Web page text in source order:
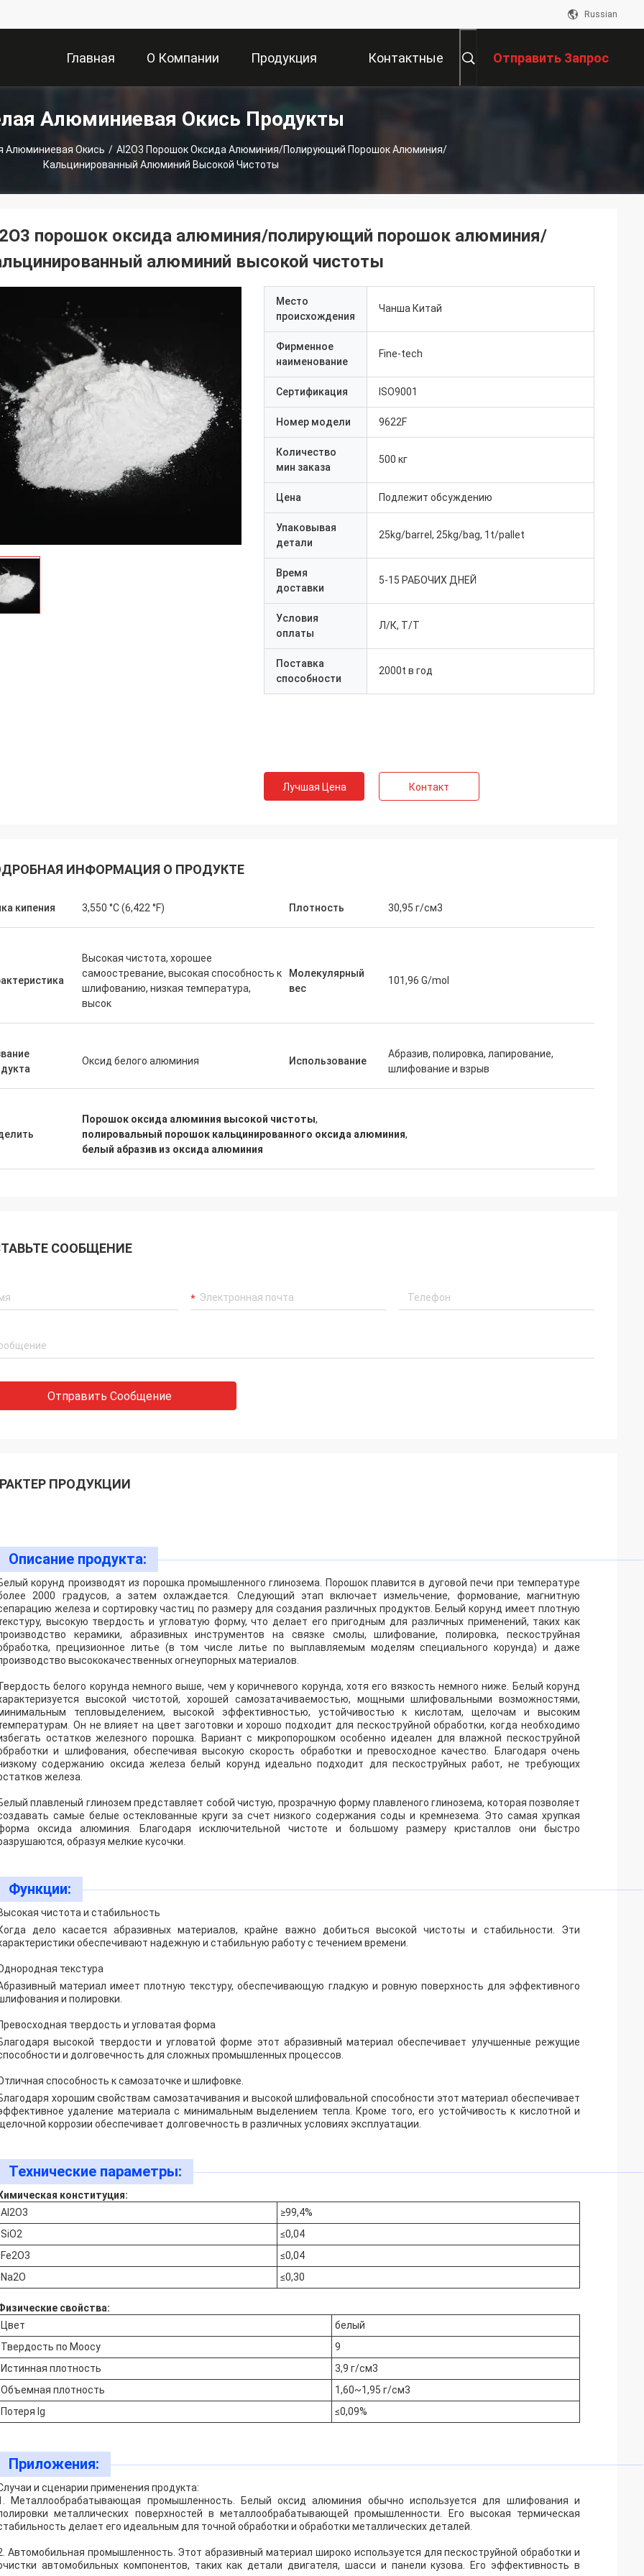
Russian
Главная
Страница
О Компании Продукция Контактные Отправить Запрос
Алюминиевая Окись Продукты
Алюминиевая Окись / Al2O3 Порошок Оксида Алюминия/полирующий Порошок Алюминия/
Кальцинированный Алюминий Высокой Чистоты
порошок оксида алюминия/полирующий порошок алюминия/
алюминий высокой чистоты
Место
происхождения
Чанша Китай
Фирменное
наименование
Fine-tech
Сертификация ISO9001
Номер модели 9622F
Количество
мин заказа
500 кг
Цена Подлежит обсуждению
Упаковывая
детали
25kg/barrel, 25kg/bag, 1t/pallet
Время
доставки
5-15 РАБОЧИХ ДНЕЙ
Условия
оплаты
Л/К, Т/Т
Поставка
способности
2000t в год
Лучшая Цена Контакт
ИНФОРМАЦИЯ О ПРОДУКТЕ
кипения 3,550 °C (6,422 °F) Плотность 30,95 г/см3
Высокая чистота, хорошее
самоостревание, высокая способность к
шлифованию, низкая температура,
высок
Молекулярный
вес
101,96 G/mol
Оксид белого алюминия Использование
Абразив, полировка, лапирование,
шлифование и взрыв
Порошок оксида алюминия высокой чистоты,
полировальный порошок кальцинированного оксида алюминия,
белый абразив из оксида алюминия
СООБЩЕНИЕ
Отправить Сообщение
ПРОДУКЦИИ
Описание продукта:
корунд производят из порошка промышленного глинозема. Порошок плавится в дуговой печи при температуре
2000 градусов, а затем охлаждается. Следующий этап включает измельчение, формование, магнитную
железа и сортировку частиц по размеру для создания различных продуктов. Белый корунд имеет плотную
высокую твердость и угловатую форму, что делает его пригодным для различных применений, таких как
керамики, абразивных инструментов на связке смолы, шлифование, полировка, пескоструйная
прецизионное литье (в том числе литье по выплавляемым моделям специального корунда) и даже
высококачественных огнеупорных материалов.
белого корунда немного выше, чем у коричневого корунда, хотя его вязкость немного ниже. Белый корунд
высокой чистотой, хорошей самозатачиваемостью, мощными шлифовальными возможностями,
тепловыделением, высокой эффективностью, устойчивостью к кислотам, щелочам и высоким
Он не влияет на цвет заготовки и хорошо подходит для пескоструйной обработки, когда необходимо
остатков железного порошка. Вариант с микропорошком особенно идеален для влажной пескоструйной
и шлифования, обеспечивая высокую скорость обработки и превосходное качество. Благодаря очень
содержанию оксида железа белый корунд идеально подходит для пескоструйных работ, не требующих
железа.
плавленый глинозем представляет собой чистую, прозрачную форму плавленого глинозема, которая позволяет
самые белые остеклованные круги за счет низкого содержания соды и кремнезема. Это самая хрупкая
оксида алюминия. Благодаря исключительной чистоте и большому размеру кристаллов они быстро
образуя мелкие кусочки.
Функции:
чистота и стабильность
дело касается абразивных материалов, крайне важно добиться высокой чистоты и стабильности. Эти
обеспечивают надежную и стабильную работу с течением времени.
текстура
материал имеет плотную текстуру, обеспечивающую гладкую и ровную поверхность для эффективного
и полировки.
твердость и угловатая форма
высокой твердости и угловатой форме этот абразивный материал обеспечивает улучшенные режущие
и долговечность для сложных промышленных процессов.
способность к самозаточке и шлифовке.
хорошим свойствам самозатачивания и высокой шлифовальной способности этот материал обеспечивает
удаление материала с минимальным выделением тепла. Кроме того, его устойчивость к кислотной и
коррозии обеспечивает долговечность в различных условиях эксплуатации.
Технические параметры:
конституция:
Al2O3
≥99,4%
SiO2
≤0,04
Fe2O3
≤0,04
Na2O
≤0,30
свойства:
Цвет
белый
Твердость по Моосу
9
Истинная плотность
3,9 г/см3
Объемная плотность
1,60~1,95 г/см3
Потеря Ig
≤0,09%
Приложения:
и сценарии применения продукта:
Металлообрабатывающая промышленность. Белый оксид алюминия обычно используется для шлифования и
металлических поверхностей в металлообрабатывающей промышленности. Его высокая термическая
делает его идеальным для точной обработки и обработки металлических деталей.
Автомобильная промышленность. Этот абразивный материал широко используется для пескоструйной обработки и
автомобильных компонентов, таких как детали двигателя, шасси и панели кузова. Его эффективность в